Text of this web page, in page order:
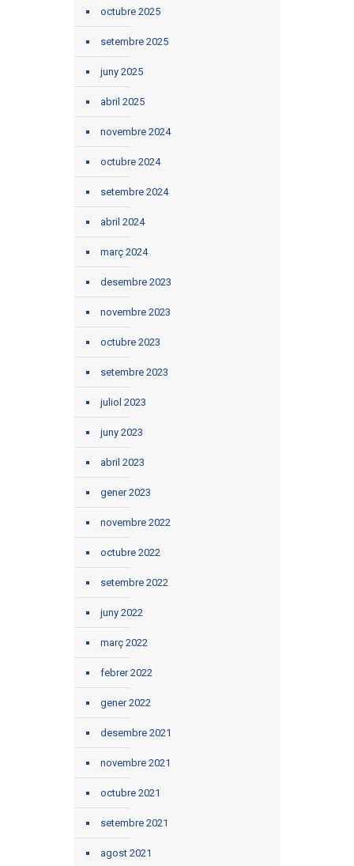
octubre 2025
setembre 2025
juny 2025
abril 2025
novembre 2024
octubre 2024
setembre 2024
abril 2024
març 2024
desembre 2023
novembre 2023
octubre 2023
setembre 2023
juliol 2023
juny 2023
abril 2023
gener 2023
novembre 2022
octubre 2022
setembre 2022
juny 2022
març 2022
febrer 2022
gener 2022
desembre 2021
novembre 2021
octubre 2021
setembre 2021
agost 2021